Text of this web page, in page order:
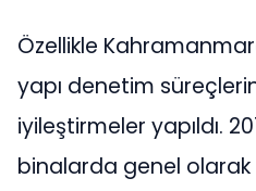
Özellikle
yapı denetim
iyileştirmeler yapıldı.
binalarda genel